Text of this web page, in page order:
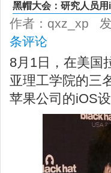
黑帽大会：研究人员
作者：qxz_xp
条评论
8月1日，在美国
亚理工学院的三
苹果公司的iOS